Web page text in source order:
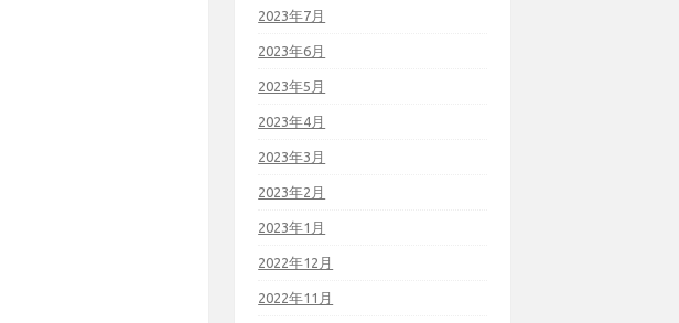
2023年7月
2023年6月
2023年5月
2023年4月
2023年3月
2023年2月
2023年1月
2022年12月
2022年11月